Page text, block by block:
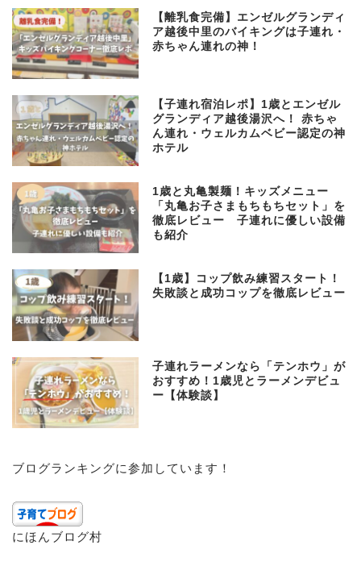
【離乳食完備】エンゼルグランディ
ア越後中里のバイキングは子連れ・
赤ちゃん連れの神！
【子連れ宿泊レポ】1歳とエンゼル
グランディア越後湯沢へ！ 赤ちゃ
ん連れ・ウェルカムベビー認定の神
ホテル
1歳と丸亀製麺！キッズメニュー
「丸亀お子さまもちもちセット」を
徹底レビュー 子連れに優しい設備
も紹介
【1歳】コップ飲み練習スタート！
失敗談と成功コップを徹底レビュー
子連れラーメンなら「テンホウ」が
おすすめ！1歳児とラーメンデビュ
ー【体験談】
ブログランキングに参加しています！
にほんブログ村
プロフィール